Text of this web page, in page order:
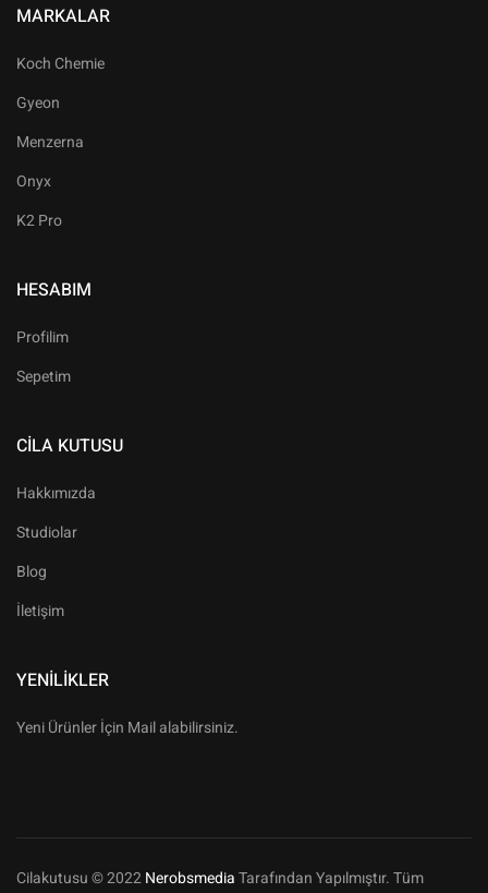
MARKALAR
Koch Chemie
Gyeon
Menzerna
Onyx
K2 Pro
HESABIM
Profilim
Sepetim
CILA KUTUSU
Hakkımızda
Studiolar
Blog
İletişim
YENILIKLER
Yeni Ürünler İçin Mail alabilirsiniz.
Cilakutusu © 2022NerobsmediaTarafından Yapılmıştır. Tüm